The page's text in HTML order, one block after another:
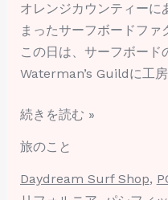
オレンジカウンティーに
まったサーフボードフ
この日は、サーフボード
Waterman’s Guildに工
続きを読む »
旅のこと
Daydream Surf Shop,